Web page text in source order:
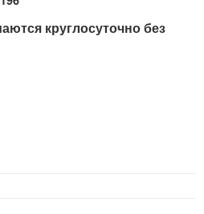
круглосуточно без